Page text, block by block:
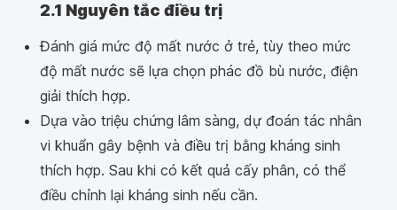
2.1 Nguyên tắc điều trị
Đánh giá mức độ mất nước ở trẻ, tùy theo mức
độ mất nước sẽ lựa chọn phác đồ bù nước, điện
giải thích hợp.
Dựa vào triệu chứng lâm sàng, dự đoán tác nhân
vi khuẩn gây bệnh và điều trị bằng kháng sinh
thích hợp. Sau khi có kết quả cấy phân, có thể
điều chỉnh lại kháng sinh nếu cần.